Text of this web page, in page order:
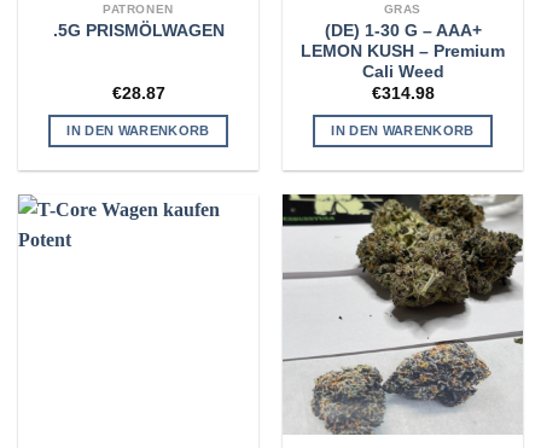
PATRONEN
.5G PRISMÖLWAGEN
€28.87
IN DEN WARENKORB
GRAS
(DE) 1-30 G – AAA+
LEMON KUSH – Premium
Cali Weed
€314.98
IN DEN WARENKORB